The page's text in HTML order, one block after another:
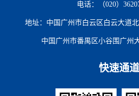
电话：（020）
地址：中国广州市白云区白云大道
中国广州市番禺区小谷围广州大
快速通道